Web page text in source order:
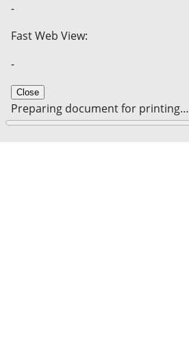
-
Fast Web View:
-
Close
Preparing document for printing…